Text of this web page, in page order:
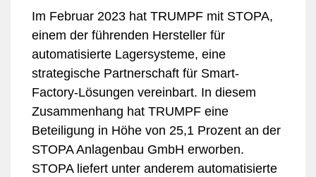
Im Februar 2023 hat TRUMPF mit STOPA,
einem der führenden Hersteller für
automatisierte Lagersysteme, eine
strategische Partnerschaft für Smart-
Factory-Lösungen vereinbart. In diesem
Zusammenhang hat TRUMPF eine
Beteiligung in Höhe von 25,1 Prozent an der
STOPA Anlagenbau GmbH erworben.
STOPA liefert unter anderem automatisierte